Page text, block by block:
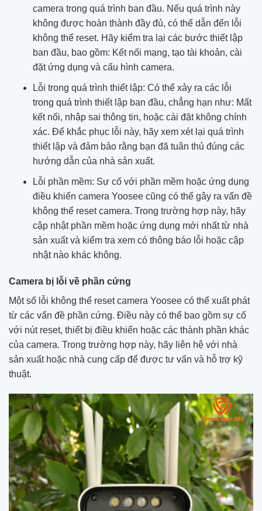
camera trong quá trình ban đầu. Nếu quá trình này
không được hoàn thành đầy đủ, có thể dẫn đến lỗi
không thể reset. Hãy kiểm tra lại các bước thiết lập
ban đầu, bao gồm: Kết nối mạng, tạo tài khoản, cài
đặt ứng dụng và cấu hình camera.
Lỗi trong quá trình thiết lập: Có thể xảy ra các lỗi
trong quá trình thiết lập ban đầu, chẳng hạn như: Mất
kết nối, nhập sai thông tin, hoặc cài đặt không chính
xác. Để khắc phục lỗi này, hãy xem xét lại quá trình
thiết lập và đảm bảo rằng bạn đã tuân thủ đúng các
hướng dẫn của nhà sản xuất.
Lỗi phần mềm: Sự cố với phần mềm hoặc ứng dụng
điều khiển camera Yoosee cũng có thể gây ra vấn đề
không thể reset camera. Trong trường hợp này, hãy
cập nhật phần mềm hoặc ứng dụng mới nhất từ nhà
sản xuất và kiểm tra xem có thông báo lỗi hoặc cập
nhật nào khác không.
Camera bị lỗi về phần cứng
Một số lỗi không thể reset camera Yoosee có thể xuất phát
từ các vấn đề phần cứng. Điều này có thể bao gồm sự cố
với nút reset, thiết bị điều khiển hoặc các thành phần khác
của camera. Trong trường hợp này, hãy liên hệ với nhà
sản xuất hoặc nhà cung cấp để được tư vấn và hỗ trợ kỹ
thuật.